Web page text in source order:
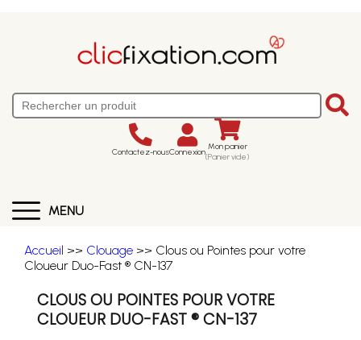
Contactez-nousConnexion Mon panier
(Panier vide)
MENU
Accueil >> Clouage >> Clous ou Pointes pour votre
Cloueur Duo-Fast ® CN-137
CLOUS OU POINTES POUR VOTRE
CLOUEUR DUO-FAST ® CN-137